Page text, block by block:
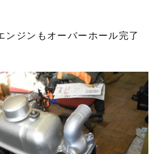
ンジンもオーバーホール完了